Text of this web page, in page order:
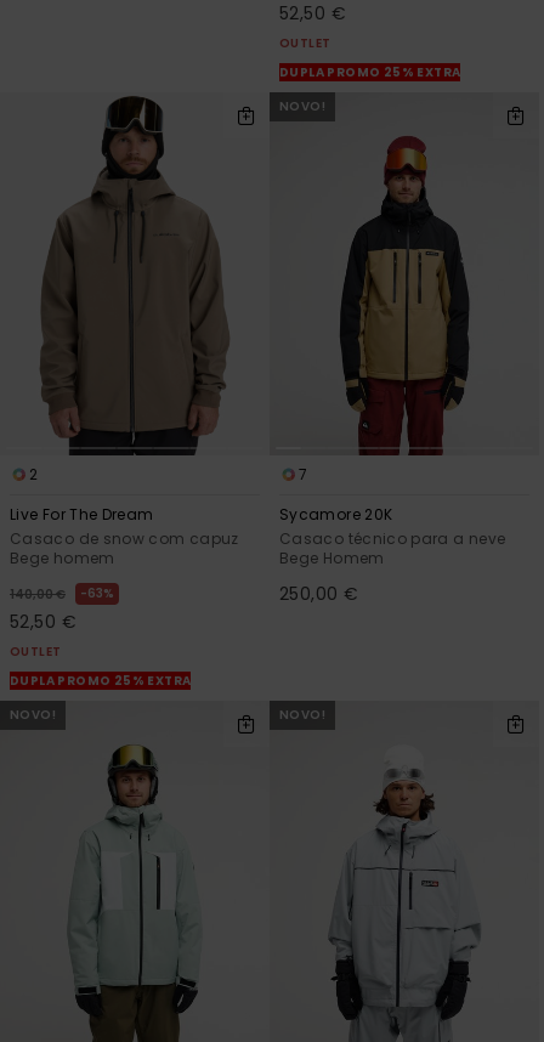
52,50 €
OUTLET
DUPLA PROMO 25% EXTRA
2
Live For The Dream
Casaco de snow com capuz
Bege homem
140,00 € 63%
52,50 €
OUTLET
DUPLA PROMO 25% EXTRA
NOVO!
7
Sycamore 20K
Casaco técnico para a neve
Bege Homem
250,00 €
NOVO! NOVO!